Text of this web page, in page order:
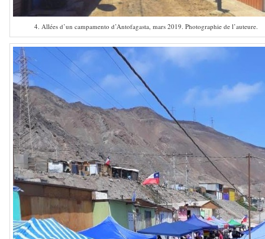
4. Allées d’un campamento d’Antofagasta, mars 2019. Photographie de l’auteure.